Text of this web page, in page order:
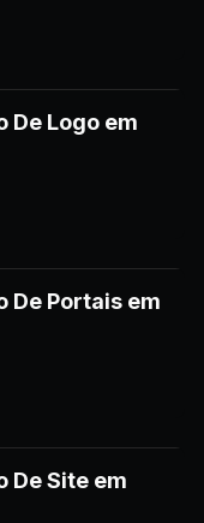
De Logo em
De Portais em
De Site em